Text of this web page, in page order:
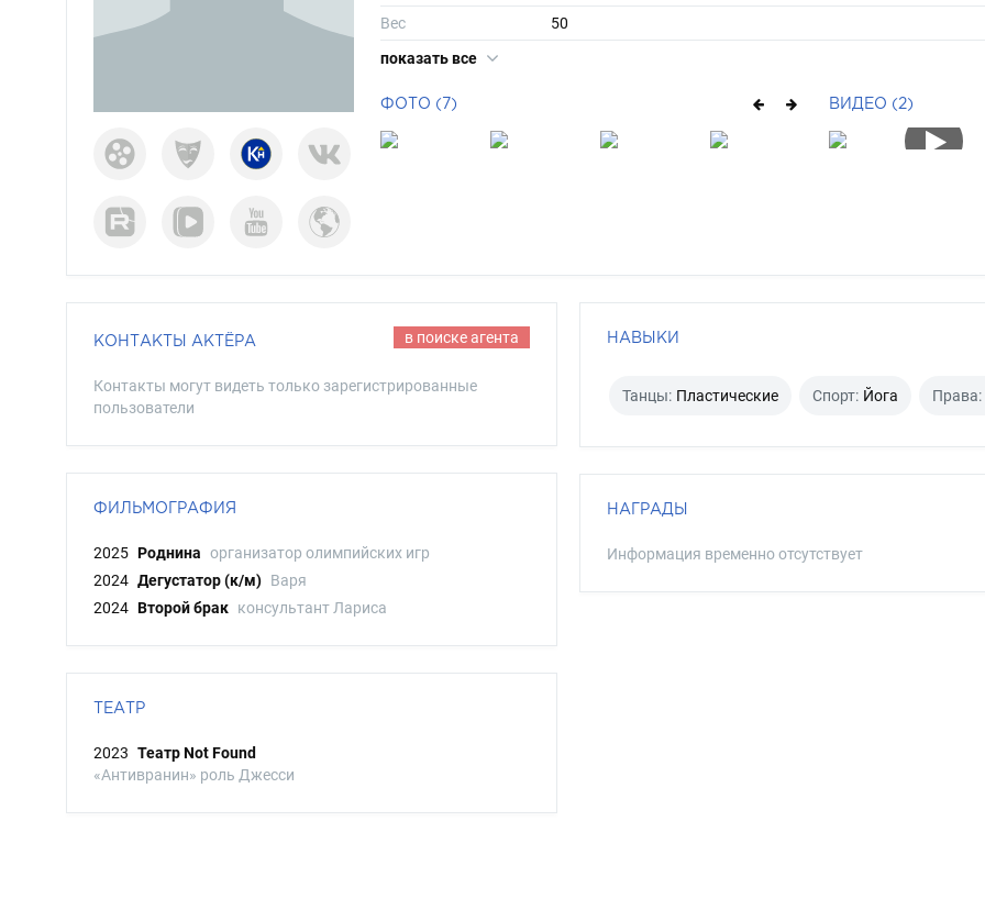
Вес
50
Размер одежды
показать все
ФОТО (7) ВИДЕО (2)
КОНТАКТЫ АКТЁРА в поиске агента
Контакты могут видеть только зарегистрированные
пользователи
ФИЛЬМОГРАФИЯ
2025 Роднина организатор олимпийских игр
2024 Дегустатор (к/м) Варя
2024 Второй брак консультант Лариса
ТЕАТР
2023 Театр Not Found
«Антивранин» роль Джесси
НАВЫКИ
Танцы: Пластические Спорт: Йога Права:
НАГРАДЫ
Информация временно отсутствует